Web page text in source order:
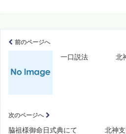
前のページへ
一口説法 北神
次のページへ
脇祖様御命日式典にて 北神支